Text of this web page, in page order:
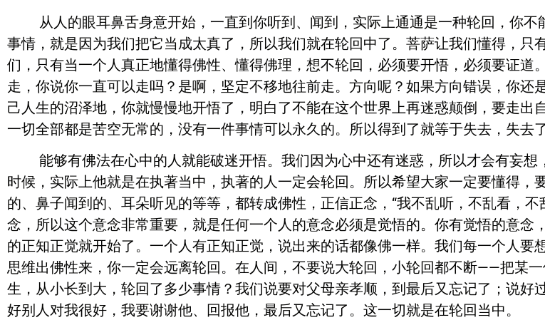
从人的眼耳鼻舌身意开始，一直到你听到、闻到，实际上通通是一种轮回，你不
事情，就是因为我们把它当成太真了，所以我们就在轮回中了。菩萨让我们懂得，只
们，只有当一个人真正地懂得佛性、懂得佛理，想不轮回，必须要开悟，必须要证道
走，你说你一直可以走吗？是啊，坚定不移地往前走。方向呢？如果方向错误，你还
己人生的沼泽地，你就慢慢地开悟了，明白了不能在这个世界上再迷惑颠倒，要走出
一切全部都是苦空无常的，没有一件事情可以永久的。所以得到了就等于失去，失去
能够有佛法在心中的人就能破迷开悟。我们因为心中还有迷惑，所以才会有妄想
时候，实际上他就是在执著当中，执著的人一定会轮回。所以希望大家一定要懂得，
的、鼻子闻到的、耳朵听见的等等，都转成佛性，正信正念，“我不乱听，不乱看，
念，所以这个意念非常重要，就是任何一个人的意念必须是觉悟的。你有觉悟的意念
的正知正觉就开始了。一个人有正知正觉，说出来的话都像佛一样。我们每一个人要
思维出佛性来，你一定会远离轮回。在人间，不要说大轮回，小轮回都不断——把某
生，从小长到大，轮回了多少事情？我们说要对父母亲孝顺，到最后又忘记了；说好
好别人对我很好，我要谢谢他、回报他，最后又忘记了。这一切就是在轮回当中。